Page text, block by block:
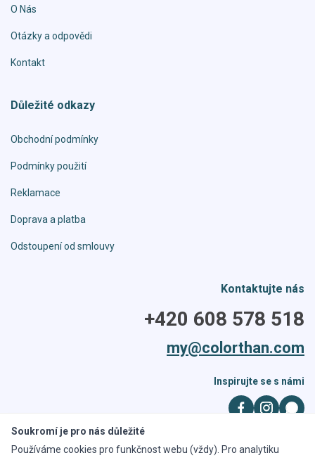
O Nás
Otázky a odpovědi
Kontakt
Důležité odkazy
Obchodní podmínky
Podmínky použití
Reklamace
Doprava a platba
Odstoupení od smlouvy
Kontaktujte nás
+420 608 578 518
my@colorthan.com
Inspirujte se s námi
Soukromí je pro nás důležité
Používáme cookies pro funkčnost webu (vždy). Pro analytiku